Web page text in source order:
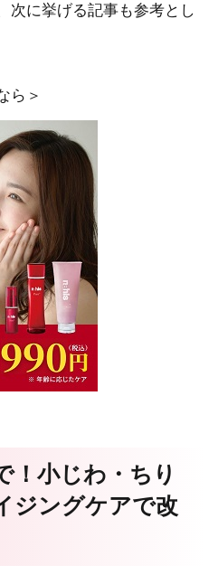
次に挙げる記事も参考とし
ら＞
！小じわ・ちり
ジングケアで改